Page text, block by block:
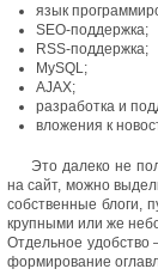
язык
SEO-поддержка;
RSS-поддержка;
MySQL;
AJAX;
разработка и
вложения к
Это далеко не
на сайт, можно
собственные блоги,
крупными или же
Отдельное удобство
формирование